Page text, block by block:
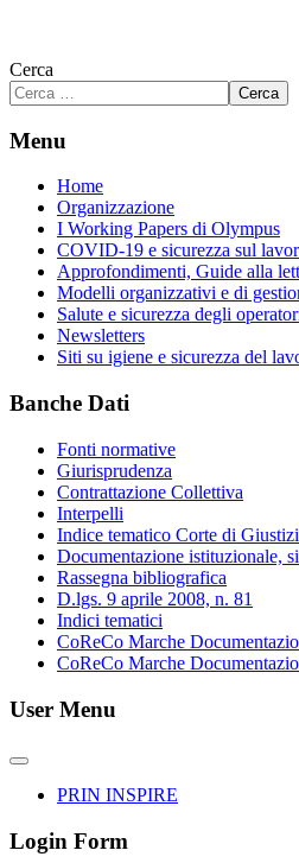
Cerca
Cerca
Menu
Home
Organizzazione
I Working Papers di Olympus
COVID-19 e sicurezza sul
Approfondimenti, Guide alla
Modelli organizzativi e di
Salute e sicurezza degli
Newsletters
Siti su igiene e sicurezza del
Banche Dati
Fonti normative
Giurisprudenza
Contrattazione Collettiva
Interpelli
Indice tematico Corte di
Documentazione istituzionale,
Rassegna bibliografica
D.lgs. 9 aprile 2008, n. 81
Indici tematici
CoReCo Marche
CoReCo Marche
User Menu
PRIN INSPIRE
Login Form